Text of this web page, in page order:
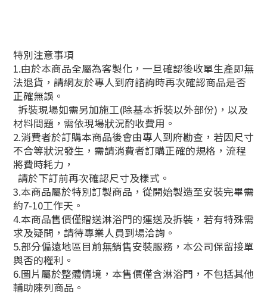
特別注意事項
1.由於本商品全屬為客製化，一旦確認後收單生產即無
法退貨，請網友於專人到府諮詢時再次確認商品是否
正確無誤。
拆裝現場如需另加施工(除基本拆裝以外部份)，以及
材料問題，需依現場狀況酌收費用。
2.消費者於訂購本商品後會由專人到府勘查，若因尺寸
不合等狀況發生，需請消費者訂購正確的規格，流程
將費時耗力，
請於下訂前再次確認尺寸及樣式。
3.本商品屬於特別訂製商品，從開始製造至安裝完畢需
約7-10工作天。
4.本商品售價僅贈送淋浴門的運送及拆裝，若有特殊需
求及疑問，請待專業人員到場洽詢。
5.部分偏遠地區目前無銷售安裝服務，本公司保留接單
與否的權利。
6.圖片屬於整體情境，本售價僅含淋浴門，不包括其他
輔助陳列商品。